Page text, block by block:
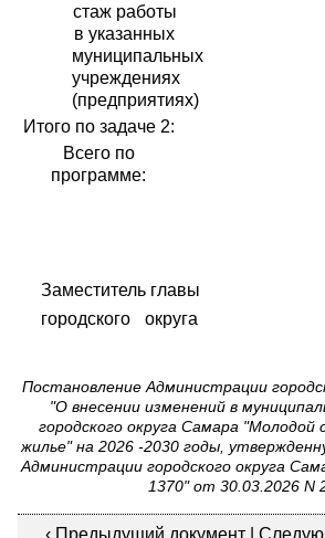
стаж работы
в указанных
муниципальных
учреждениях
(предприятиях)
Итого по задаче 2:
Всего по
программе:
Заместитель главы
городского
Постановление Администрации
"О внесении изменений в
городского округа Самара "Молодой
жилье" на 2026 -2030 годы,
Администрации городского округа
1370" от 30.03.2026 N
‹ Предыдущий документ |